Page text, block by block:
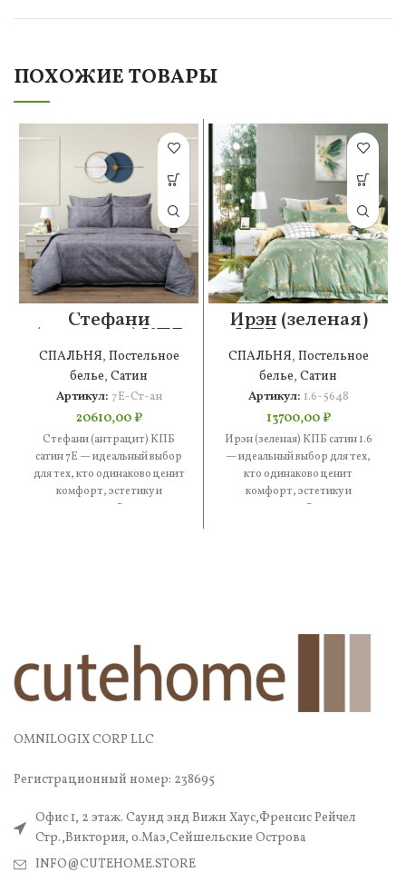
ПОХОЖИЕ ТОВАРЫ
Стефани
(антрацит) КПБ
сатин 7Е
СПАЛЬНЯ, Постельное
белье, Сатин
Артикул: 7Е-Ст-ан
20610,00₽
Стефани (антрацит) КПБ
сатин 7Е — идеальный выбор
для тех, кто одинаково ценит
комфорт, эстетику и
практичность. В составе —
Ирэн (зеленая)
КПБ сатин 1.6
СПАЛЬНЯ, Постельное
белье, Сатин
Артикул: 1.6-5648
13700,00₽
Ирэн (зеленая) КПБ сатин 1.6
— идеальный выбор для тех,
кто одинаково ценит
комфорт, эстетику и
практичность. В составе —
OMNILOGIX CORP LLC
Регистрационный номер: 238695
Офис 1, 2 этаж. Саунд энд Вижн Хаус,Френсис Рейчел
Стр.,Виктория, о.Маэ,Сейшельские Острова
INFO@CUTEHOME.STORE